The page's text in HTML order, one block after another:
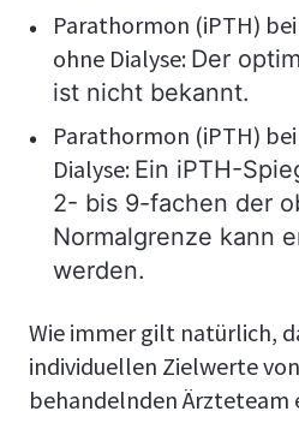
Parathormon (iPTH)
ohne Dialyse: Der
ist nicht bekannt.
Parathormon (iPTH)
Dialyse: Ein iPTH-
2- bis 9-fachen der
Normalgrenze kann
werden.
Wie immer gilt natürlich,
individuellen Zielwerte
behandelnden Ärzteteam